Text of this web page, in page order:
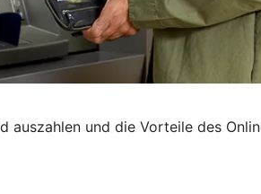
und die Vorteile des